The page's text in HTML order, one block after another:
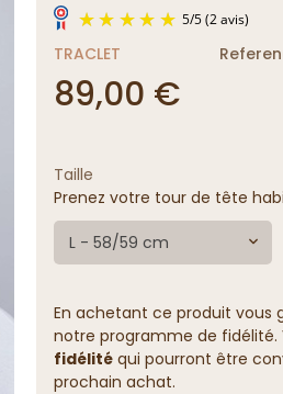
TRACLET
89,00 €
Taille
Prenez votre tour de tête
L - 58/59 cm
En achetant ce produit vous
notre programme de fidélité.
fidélitéqui pourront être
prochain achat.